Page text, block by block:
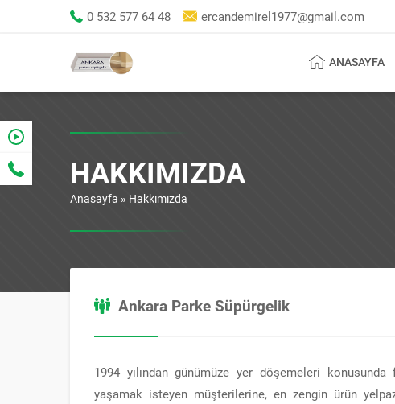
0 532 577 64 48 ercandemirel1977@gmail.com
ANASAYFA
HAKKIMIZDA
Anasayfa » Hakkımızda
Ankara Parke Süpürgelik
1994 yılından günümüze yer döşemeleri
yaşamak isteyen müşterilerine, en zengin ürün